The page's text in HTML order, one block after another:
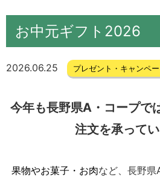
お中元ギフト2026
2026.06.25 プレゼント・キャンペ
今年も長野県A・コープで
注文を承って
果物やお菓子・お肉など、長野県